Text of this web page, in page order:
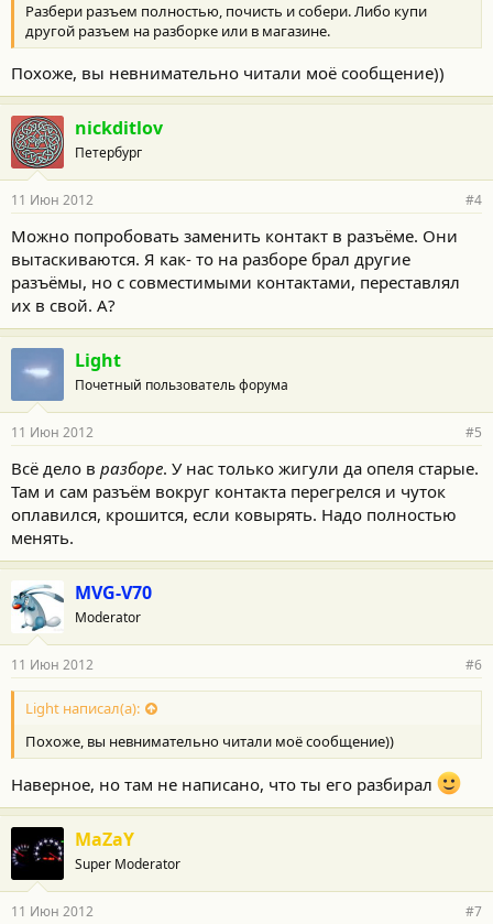
Разбери разъем полностью, почисть и собери. Либо купи
другой разъем на разборке или в магазине.
Похоже, вы невнимательно читали моё сообщение))
nickditlov
Петербург
11 Июн 2012 #4
Можно попробовать заменить контакт в разъёме. Они
вытаскиваются. Я как- то на разборе брал другие
разъёмы, но с совместимыми контактами, переставлял
их в свой. А?
Light
Почетный пользователь форума
11 Июн 2012 #5
Всё дело в разборе. У нас только жигули да опеля старые.
Там и сам разъём вокруг контакта перегрелся и чуток
оплавился, крошится, если ковырять. Надо полностью
менять.
MVG-V70
Moderator
11 Июн 2012 #6
Light написал(а):
Похоже, вы невнимательно читали моё сообщение))
Наверное, но там не написано, что ты его разбирал
MaZaY
Super Moderator
11 Июн 2012 #7